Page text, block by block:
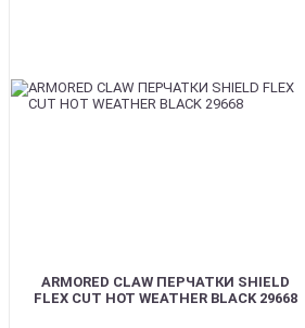
ARMORED CLAW ПЕРЧАТКИ SHIELD
FLEX CUT HOT WEATHER BLACK 29668